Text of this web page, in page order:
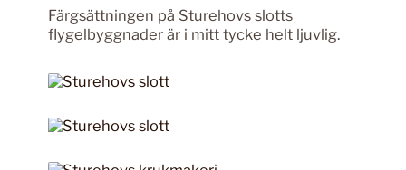
Färgsättningen på Sturehovs slotts
flygelbyggnader är i mitt tycke helt ljuvlig.